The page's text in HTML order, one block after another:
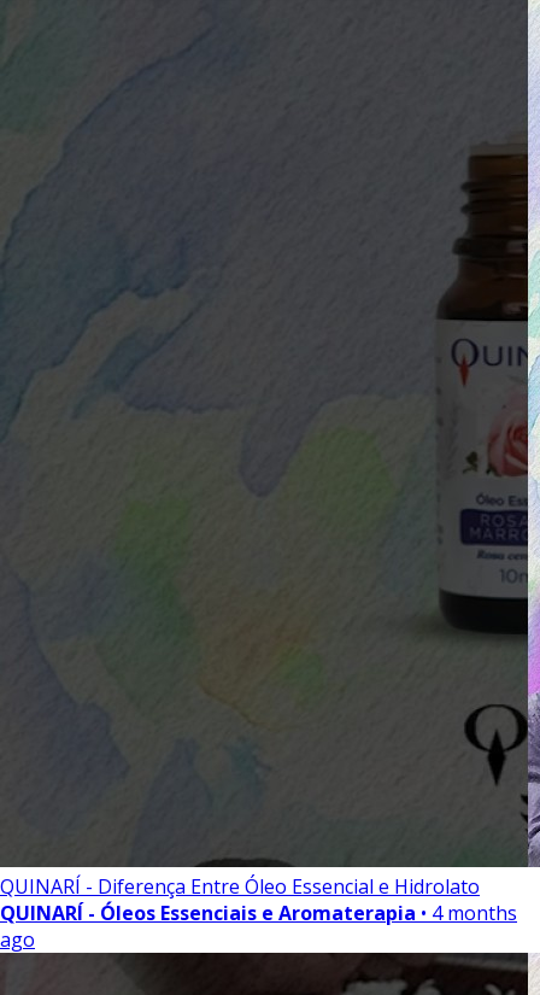
QUINARÍ - Diferença Entre Óleo Essencial e Hidrolato
QUINARÍ - Óleos Essenciais e Aromaterapia • 4 months
ago